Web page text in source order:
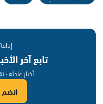
تابع آخر
أخبار عاجلة ·
انضم